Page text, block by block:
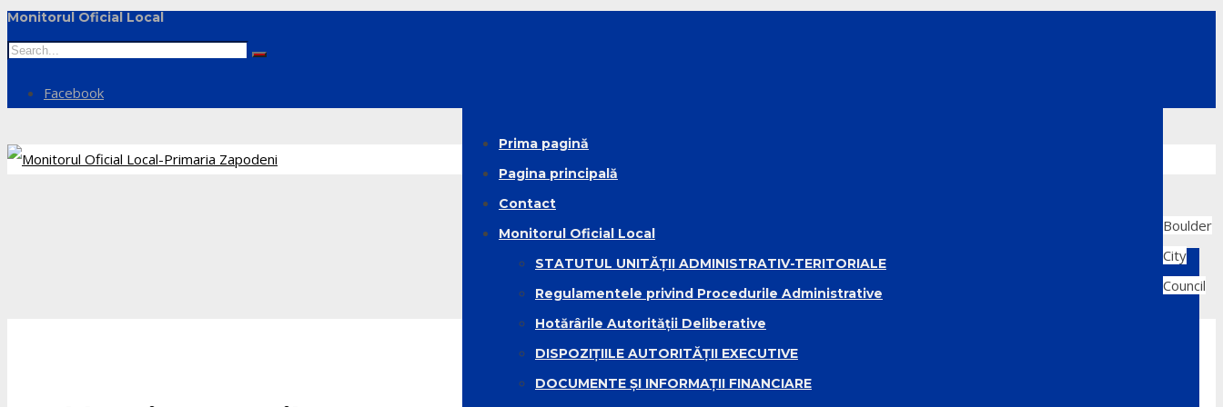
Monitorul Oficial Local
Facebook
Prima pagină
Pagina principală
Contact
Monitorul Oficial Local
STATUTUL UNITĂȚII ADMINISTRATIV-TERITORIALE
Regulamentele privind Procedurile Administrative
Hotărârile Autorității Deliberative
DISPOZIȚIILE AUTORITĂȚII EXECUTIVE
DOCUMENTE ȘI INFORMAȚII FINANCIARE
Boulder
City
Council